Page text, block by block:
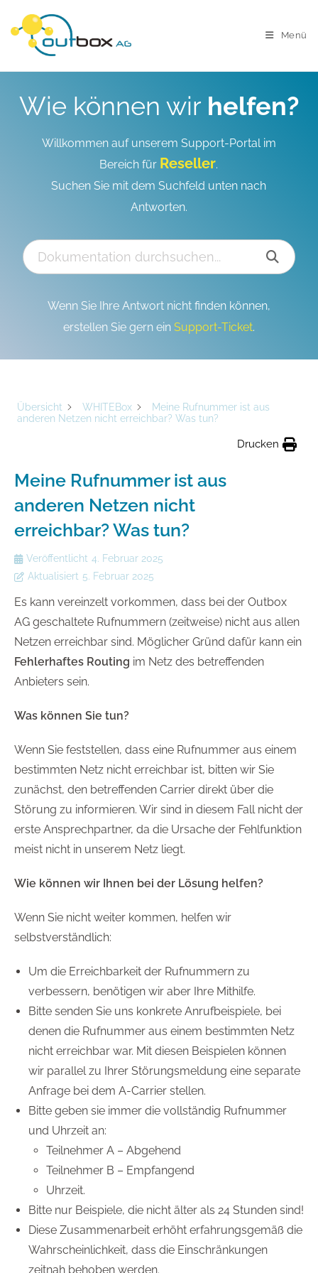
Menü
Wie können wir helfen?
Willkommen auf unserem Support-Portal im
Bereich für Reseller.
Suchen Sie mit dem Suchfeld unten nach
Antworten.
Wenn Sie Ihre Antwort nicht finden können,
erstellen Sie gern ein Support-Ticket.
Übersicht WHITEBox
Meine Rufnummer ist aus
anderen Netzen nicht erreichbar? Was tun?
Drucken
Meine Rufnummer ist aus
anderen Netzen nicht
erreichbar? Was tun?
Veröffentlicht 4. Februar 2025
Aktualisiert 5. Februar 2025
Es kann vereinzelt vorkommen, dass bei der Outbox
AG geschaltete Rufnummern (zeitweise) nicht aus allen
Netzen erreichbar sind. Möglicher Gründ dafür kann ein
Fehlerhaftes Routing im Netz des betreffenden
Anbieters sein.
Was können Sie tun?
Wenn Sie feststellen, dass eine Rufnummer aus einem
bestimmten Netz nicht erreichbar ist, bitten wir Sie
zunächst, den betreffenden Carrier direkt über die
Störung zu informieren. Wir sind in diesem Fall nicht der
erste Ansprechpartner, da die Ursache der Fehlfunktion
meist nicht in unserem Netz liegt.
Wie können wir Ihnen bei der Lösung helfen?
Wenn Sie nicht weiter kommen, helfen wir
selbstverständlich:
Um die Erreichbarkeit der Rufnummern zu
verbessern, benötigen wir aber Ihre Mithilfe.
Bitte senden Sie uns konkrete Anrufbeispiele, bei
denen die Rufnummer aus einem bestimmten Netz
nicht erreichbar war. Mit diesen Beispielen können
wir parallel zu Ihrer Störungsmeldung eine separate
Anfrage bei dem A-Carrier stellen.
Bitte geben sie immer die vollständig Rufnummer
und Uhrzeit an:
Teilnehmer A – Abgehend
Teilnehmer B – Empfangend
Uhrzeit.
Bitte nur Beispiele, die nicht älter als 24 Stunden sind!
Diese Zusammenarbeit erhöht erfahrungsgemäß die
Wahrscheinlichkeit, dass die Einschränkungen
zeitnah behoben werden.